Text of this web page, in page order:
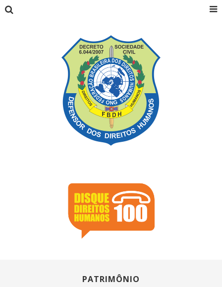
PATRIMÔNIO